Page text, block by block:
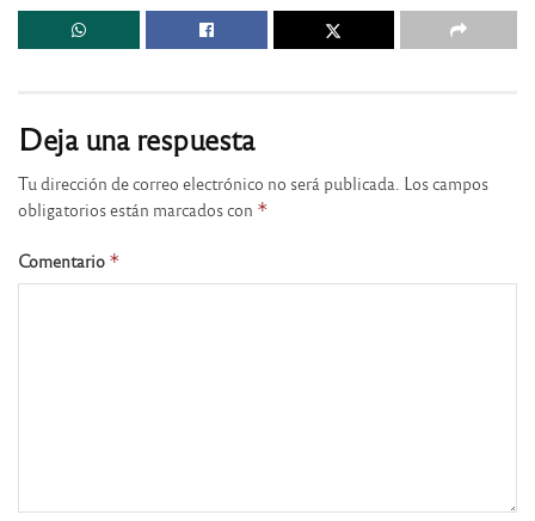
Deja una respuesta
Tu dirección de correo electrónico no será publicada. Los campos
obligatorios están marcados con *
Comentario *